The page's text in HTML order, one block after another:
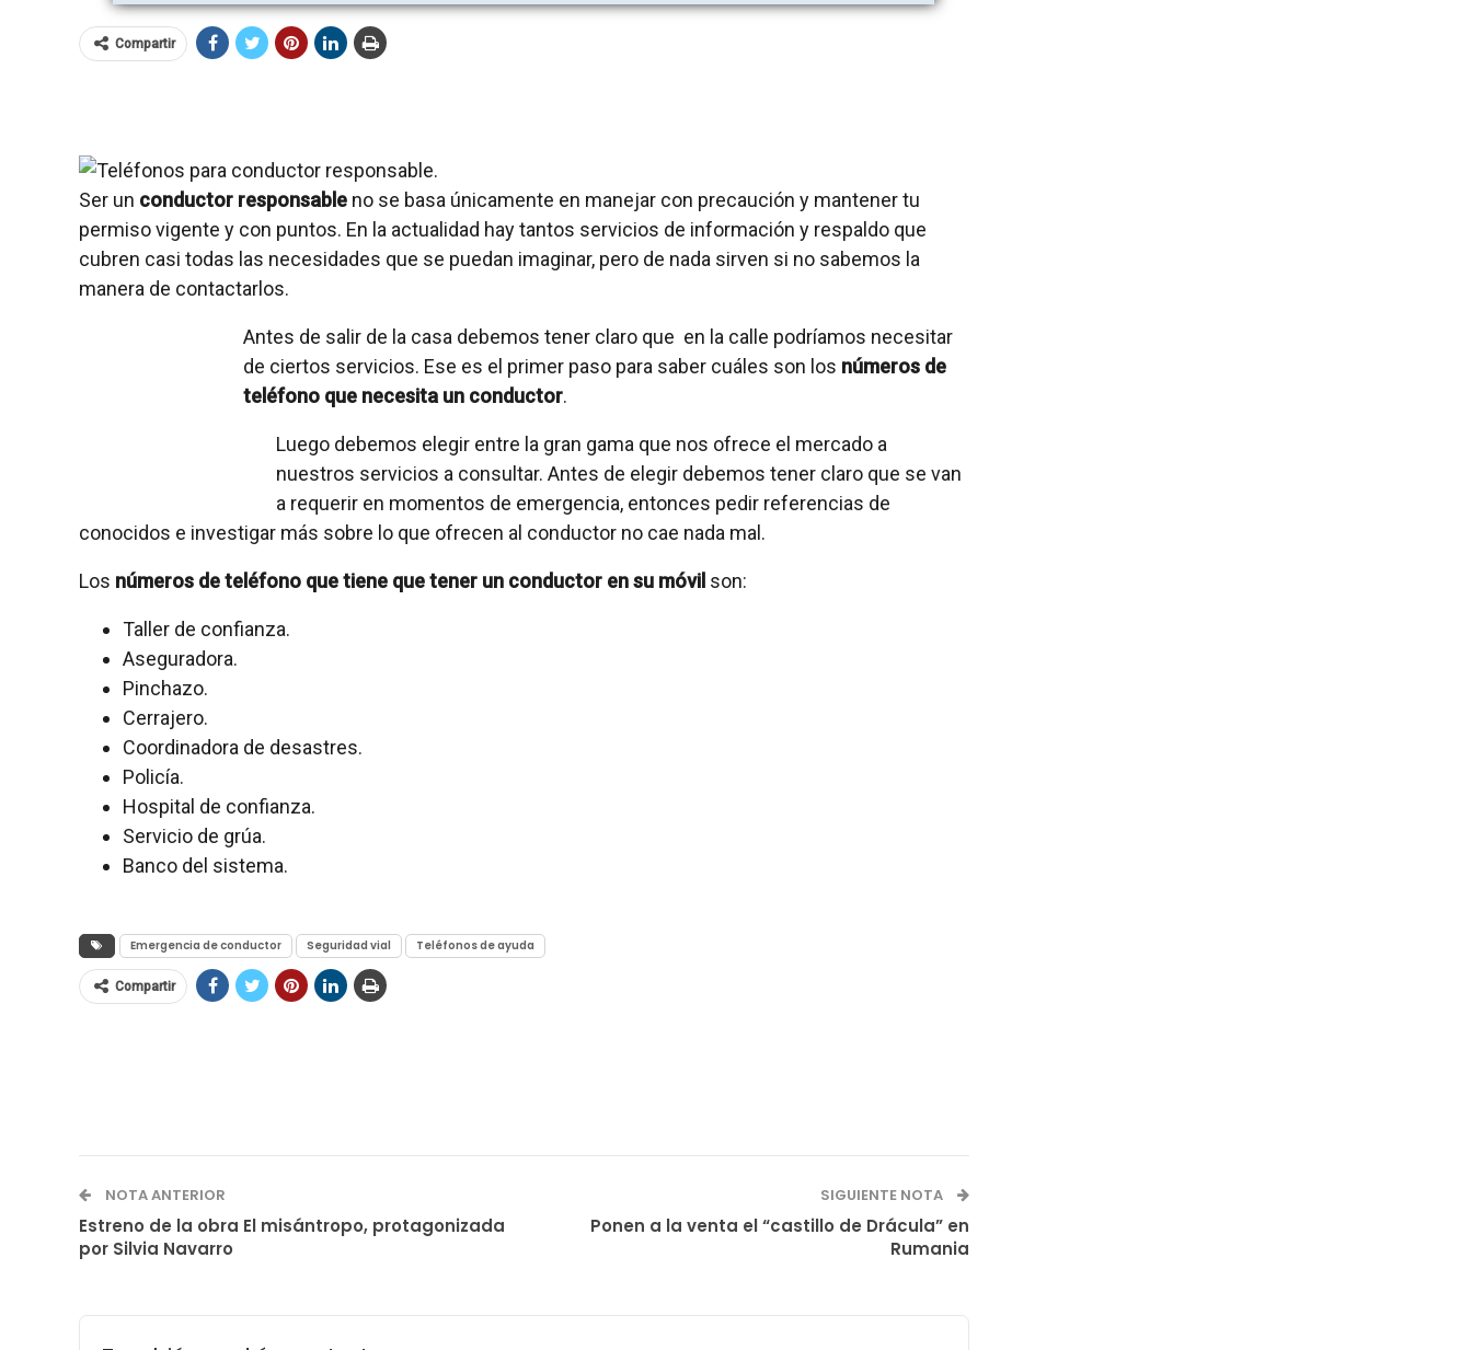
Compartir
Ser un conductor responsable no se basa únicamente en manejar con precaución y mantener tu
permiso vigente y con puntos. En la actualidad hay tantos servicios de información y respaldo que
cubren casi todas las necesidades que se puedan imaginar, pero de nada sirven si no sabemos la
manera de contactarlos.
Antes de salir de la casa debemos tener claro que en la calle podríamos necesitar
de ciertos servicios. Ese es el primer paso para saber cuáles son los números de
teléfono que necesita un conductor.
Luego debemos elegir entre la gran gama que nos ofrece el mercado a
nuestros servicios a consultar. Antes de elegir debemos tener claro que se van
a requerir en momentos de emergencia, entonces pedir referencias de
conocidos e investigar más sobre lo que ofrecen al conductor no cae nada mal.
Los números de teléfono que tiene que tener un conductor en su móvil son:
Taller de confianza.
Aseguradora.
Pinchazo.
Cerrajero.
Coordinadora de desastres.
Policía.
Hospital de confianza.
Servicio de grúa.
Banco del sistema.
Emergencia de conductor Seguridad vial Teléfonos de ayuda
Compartir
NOTA ANTERIOR
Estreno de la obra El misántropo, protagonizada
por Silvia Navarro
SIGUIENTE NOTA
Ponen a la venta el “castillo de Drácula” en
Rumania